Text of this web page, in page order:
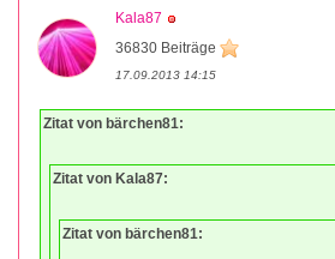
Kala87
36830 Beiträge
17.09.2013 14:15
Zitat von bärchen81:
Zitat von Kala87:
Zitat von bärchen81: